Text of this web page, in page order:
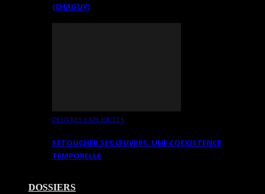
(CHAGUY)
OEUVRES EXPLIQUÉES
RETOUCHER SES ŒUVRES. UNE COEXISTENCE
TEMPORELLE
DOSSIERS